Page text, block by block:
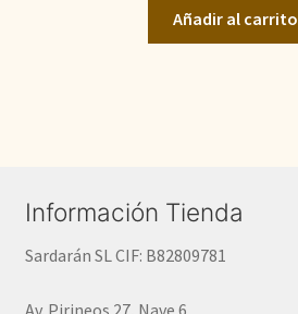
era:
1.900,00€.
Añadir al carrito
Información Tienda
Sardarán SL CIF: B82809781